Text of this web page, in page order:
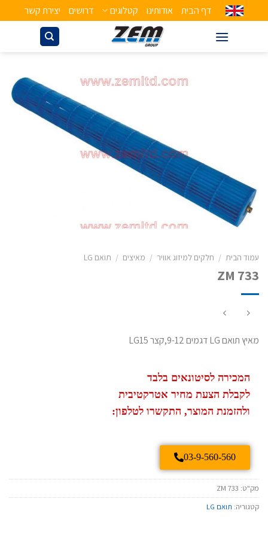
דף הבית אודותינו קטלוגים דרושים יצירת קשר
עמוד הבית / חלקים למיזוג אוויר / מאיצים / תואם LG
ZM 733
מאיץ תואם LG דגמים 9-12,קצר LG15
המכירה לסיטונאים בלבד
לקבלת הצעת מחיר אטרקטיבית
ולהזמנת המוצר, התקשרו לטלפון:
03-9-560-560
מק"ט: ZM 733
קטגוריה: תואם LG